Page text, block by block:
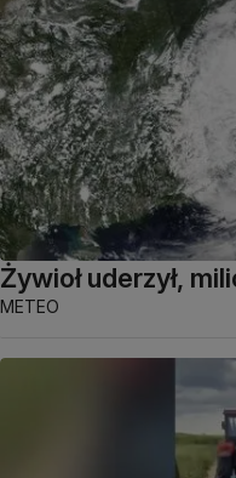
Żywioł uderzył,
METEO